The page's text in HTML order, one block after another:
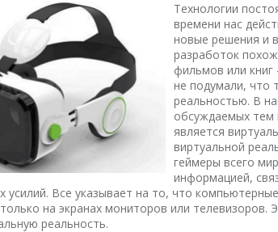
Технологии
времени нас
новые решения и
разработок
фильмов или
не подумали, что
реальностью. В
обсуждаемых тем
является
виртуальной
геймеры всего
информацией,
усилий. Все указывает на то, что
на экранах мониторов или
реальность.